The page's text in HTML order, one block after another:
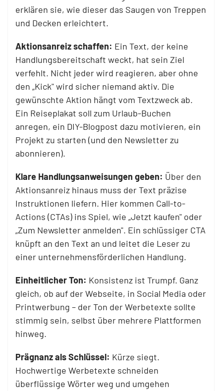
erklären sie, wie dieser das Saugen von Treppen
und Decken erleichtert.
Aktionsanreiz schaffen: Ein Text, der keine
Handlungsbereitschaft weckt, hat sein Ziel
verfehlt. Nicht jeder wird reagieren, aber ohne
den „Kick" wird sicher niemand aktiv. Die
gewünschte Aktion hängt vom Textzweck ab.
Ein Reiseplakat soll zum Urlaub-Buchen
anregen, ein DIY-Blogpost dazu motivieren, ein
Projekt zu starten (und den Newsletter zu
abonnieren).
Klare Handlungsanweisungen geben: Über den
Aktionsanreiz hinaus muss der Text präzise
Instruktionen liefern. Hier kommen Call-to-
Actions (CTAs) ins Spiel, wie „Jetzt kaufen" oder
„Zum Newsletter anmelden". Ein schlüssiger CTA
knüpft an den Text an und leitet die Leser zu
einer unternehmensförderlichen Handlung.
Einheitlicher Ton: Konsistenz ist Trumpf. Ganz
gleich, ob auf der Webseite, in Social Media oder
Printwerbung – der Ton der Werbetexte sollte
stimmig sein, selbst über mehrere Plattformen
hinweg.
Prägnanz als Schlüssel: Kürze siegt.
Hochwertige Werbetexte schneiden
überflüssige Wörter weg und umgehen